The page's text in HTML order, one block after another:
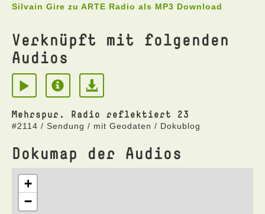
Silvain Gire zu ARTE Radio als MP3 Download
Verknüpft mit folgenden
Audios
Mehrspur. Radio reflektiert 23
#2114 / Sendung / mit Geodaten / Dokublog
Dokumap der Audios